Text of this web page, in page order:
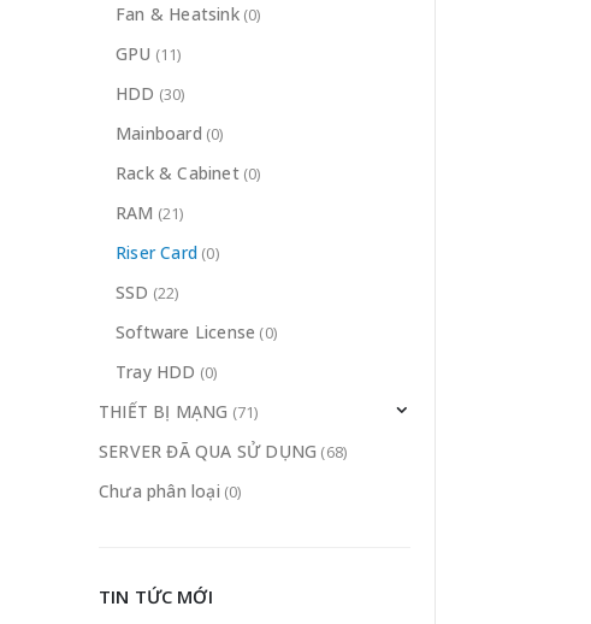
Fan & Heatsink (0)
GPU (11)
HDD (30)
Mainboard (0)
Rack & Cabinet (0)
RAM (21)
Riser Card (0)
SSD (22)
Software License (0)
Tray HDD (0)
THIẾT BỊ MẠNG (71)
SERVER ĐÃ QUA SỬ DỤNG (68)
Chưa phân loại (0)
TIN TỨC MỚI